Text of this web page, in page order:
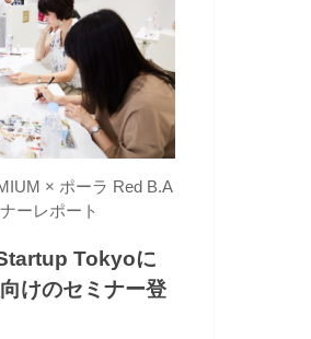
× ポーラ Red B.A
ーレポート
Tokyoに
けのセミナー登